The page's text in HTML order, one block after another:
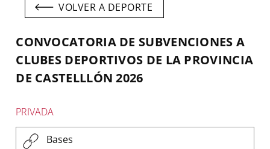
VOLVER A DEPORTE
CONVOCATORIA DE SUBVENCIONES A
CLUBES DEPORTIVOS DE LA PROVINCIA
DE CASTELLLÓN 2026
PRIVADA
Bases